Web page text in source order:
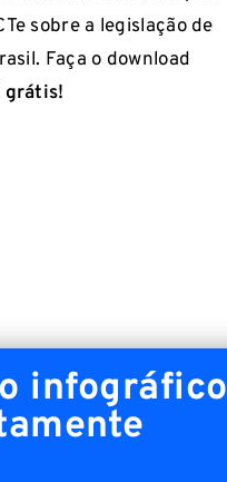
sobre a legislação de
Faça o download
grátis!
infográfico